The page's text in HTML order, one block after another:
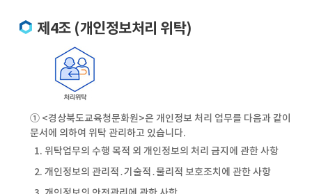
제4조 (개인정보처리 위탁)
① <경상북도교육청문화원>은 개인정보 처리 업무를 다음과 같이
문서에 의하여 위탁 관리하고 있습니다.
1. 위탁업무의 수행 목적 외 개인정보의 처리 금지에 관한 사항
2. 개인정보의 관리적․기술적․물리적 보호조치에 관한 사항